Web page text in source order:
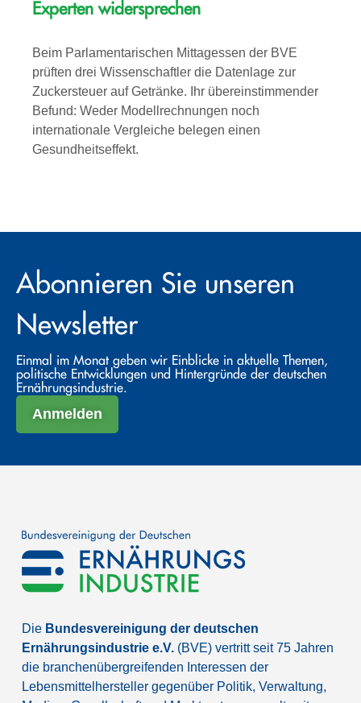
Experten widersprechen
Beim Parlamentarischen Mittagessen der BVE
prüften drei Wissenschaftler die Datenlage zur
Zuckersteuer auf Getränke. Ihr übereinstimmender
Befund: Weder Modellrechnungen noch
internationale Vergleiche belegen einen
Gesundheitseffekt.
Abonnieren Sie unseren
Newsletter
Einmal im Monat geben wir Einblicke in aktuelle Themen,
politische Entwicklungen und Hintergründe der deutschen
Ernährungsindustrie.
Anmelden
Die Bundesvereinigung der deutschen
Ernährungsindustrie e.V. (BVE) vertritt seit 75 Jahren
die branchenübergreifenden Interessen der
Lebensmittelhersteller gegenüber Politik, Verwaltung,